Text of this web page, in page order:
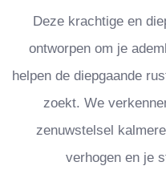
Deze krachtige en
ontworpen om je
helpen de diepgaande
zoekt. We
zenuwstelsel
verhogen en je